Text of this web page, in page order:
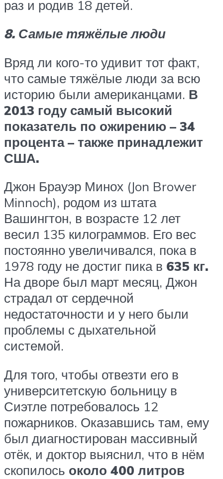
раз и родив 18 детей.
8. Самые тяжёлые люди
Вряд ли кого-то удивит тот факт,
что самые тяжёлые люди за всю
историю были американцами. В
2013 году самый высокий
показатель по ожирению – 34
процента – также принадлежит
США.
Джон Брауэр Минох (Jon Brower
Minnoch), родом из штата
Вашингтон, в возрасте 12 лет
весил 135 килограммов. Его вес
постоянно увеличивался, пока в
1978 году не достиг пика в 635 кг.
На дворе был март месяц, Джон
страдал от сердечной
недостаточности и у него были
проблемы с дыхательной
системой.
Для того, чтобы отвезти его в
университетскую больницу в
Сиэтле потребовалось 12
пожарников. Оказавшись там, ему
был диагностирован массивный
отёк, и доктор выяснил, что в нём
скопилось около 400 литров